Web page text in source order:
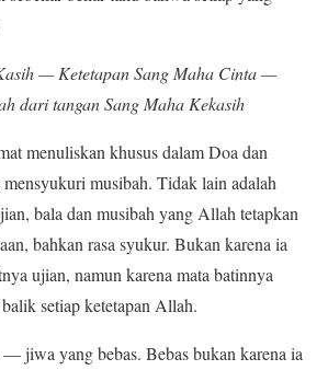
— Ketetapan Sang Maha Cinta —
dari tangan Sang Maha Kekasih
menuliskan khusus dalam Doa dan
musibah. Tidak lain adalah
bala dan musibah yang Allah tetapkan
bahkan rasa syukur. Bukan karena ia
ujian, namun karena mata batinnya
setiap ketetapan Allah.
jiwa yang bebas. Bebas bukan karena ia